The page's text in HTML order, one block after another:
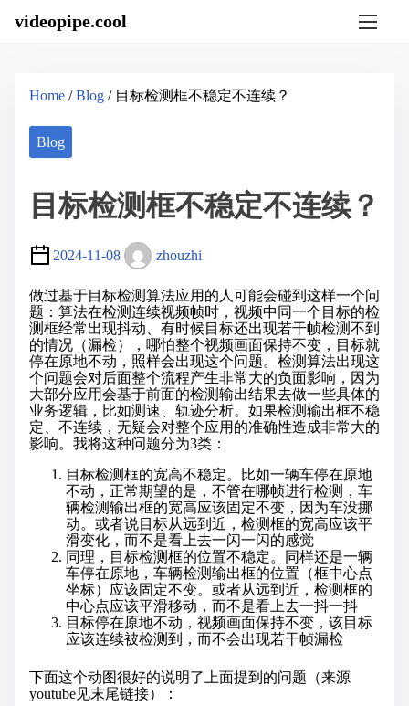
videopipe.cool
Home /Blog / 目标检测框不稳定不连续？
Blog
目标检测框不稳定不连续？
2024-11-08 zhouzhi
做过基于目标检测算法应用的人可能会碰到这样一个问
题：算法在检测连续视频帧时，视频中同一个目标的检
测框经常出现抖动、有时候目标还出现若干帧检测不到
的情况（漏检），哪怕整个视频画面保持不变，目标就
停在原地不动，照样会出现这个问题。检测算法出现这
个问题会对后面整个流程产生非常大的负面影响，因为
大部分应用会基于前面的检测输出结果去做一些具体的
业务逻辑，比如测速、轨迹分析。如果检测输出框不稳
定、不连续，无疑会对整个应用的准确性造成非常大的
影响。我将这种问题分为3类：
目标检测框的宽高不稳定。比如一辆车停在原地
不动，正常期望的是，不管在哪帧进行检测，车
辆检测输出框的宽高应该固定不变，因为车没挪
动。或者说目标从远到近，检测框的宽高应该平
滑变化，而不是看上去一闪一闪的感觉
同理，目标检测框的位置不稳定。同样还是一辆
车停在原地，车辆检测输出框的位置（框中心点
坐标）应该固定不变。或者从远到近，检测框的
中心点应该平滑移动，而不是看上去一抖一抖
目标停在原地不动，视频画面保持不变，该目标
应该连续被检测到，而不会出现若干帧漏检
下面这个动图很好的说明了上面提到的问题（来源
youtube见末尾链接）：